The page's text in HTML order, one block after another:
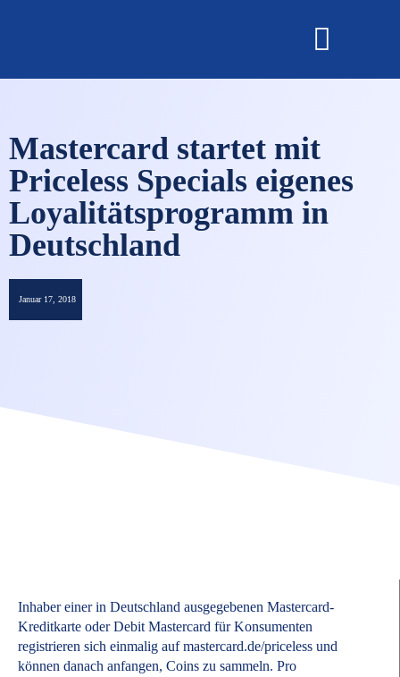
Mastercard startet mit
Priceless Specials eigenes
Loyalitätsprogramm in
Deutschland
Januar 17, 2018
Inhaber einer in Deutschland ausgegebenen Mastercard-
Kreditkarte oder Debit Mastercard für Konsumenten
registrieren sich einmalig auf mastercard.de/priceless und
können danach anfangen, Coins zu sammeln. Pro